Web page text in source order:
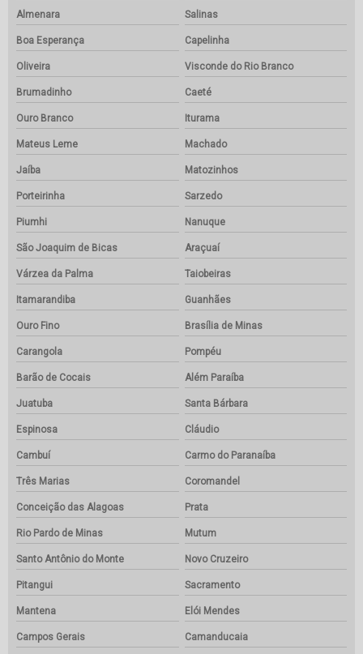
Almenara Salinas
Boa Esperança Capelinha
Oliveira Visconde do Rio Branco
Brumadinho Caeté
Ouro Branco Iturama
Mateus Leme Machado
Jaíba Matozinhos
Porteirinha Sarzedo
Piumhi Nanuque
São Joaquim de Bicas Araçuaí
Várzea da Palma Taiobeiras
Itamarandiba Guanhães
Ouro Fino Brasília de Minas
Carangola Pompéu
Barão de Cocais Além Paraíba
Juatuba Santa Bárbara
Espinosa Cláudio
Cambuí Carmo do Paranaíba
Três Marias Coromandel
Conceição das Alagoas Prata
Rio Pardo de Minas Mutum
Santo Antônio do Monte Novo Cruzeiro
Pitangui Sacramento
Mantena Elói Mendes
Campos Gerais Camanducaia